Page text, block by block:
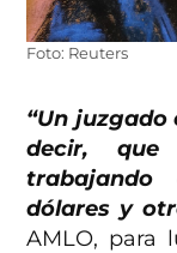
Foto: Reuters
“Un juzgado
decir,
dólares y
AMLO, para